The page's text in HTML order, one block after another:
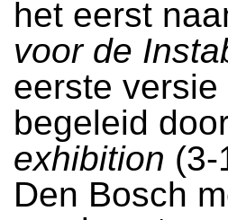
het eerst
voor de
eerste
begeleid
exhibition
Den Bosch